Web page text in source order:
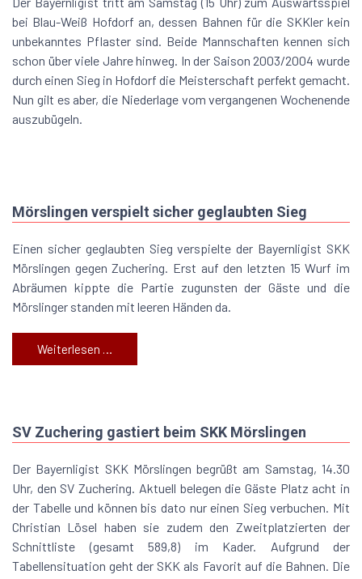
bei Blau-Weiß Hofdorf an, dessen Bahnen für die SKKler kein
unbekanntes Pflaster sind. Beide Mannschaften kennen sich
schon über viele Jahre hinweg. In der Saison 2003/2004 wurde
durch einen Sieg in Hofdorf die Meisterschaft perfekt gemacht.
Nun gilt es aber, die Niederlage vom vergangenen Wochenende
auszubügeln.
Mörslingen verspielt sicher geglaubten Sieg
Einen sicher geglaubten Sieg verspielte der Bayernligist SKK
Mörslingen gegen Zuchering. Erst auf den letzten 15 Wurf im
Abräumen kippte die Partie zugunsten der Gäste und die
Mörslinger standen mit leeren Händen da.
Weiterlesen …
SV Zuchering gastiert beim SKK Mörslingen
Der Bayernligist SKK Mörslingen begrüßt am Samstag, 14.30
Uhr, den SV Zuchering. Aktuell belegen die Gäste Platz acht in
der Tabelle und können bis dato nur einen Sieg verbuchen. Mit
Christian Lösel haben sie zudem den Zweitplatzierten der
Schnittliste (gesamt 589,8) im Kader. Aufgrund der
Tabellensituation geht der SKK als Favorit auf die Bahnen. Die